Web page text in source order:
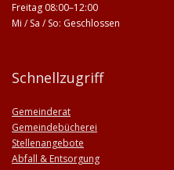
Freitag 08:00–12:00
Mi / Sa / So: Geschlossen
Schnellzugriff
Gemeinderat
Gemeindebücherei
Stellenangebote
Abfall & Entsorgung